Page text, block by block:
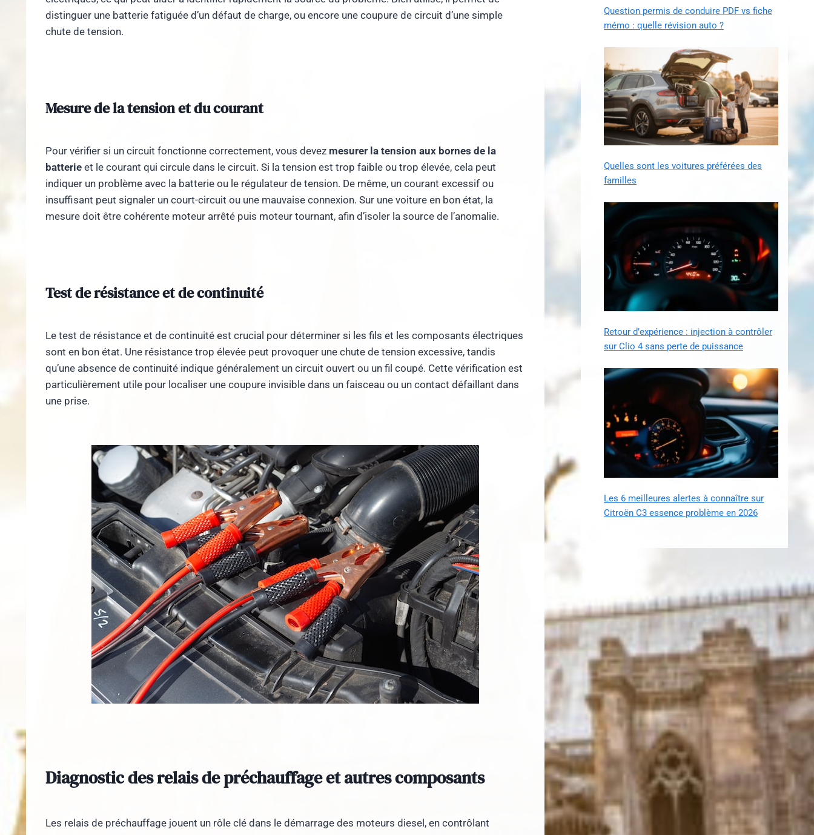
distinguer une batterie fatiguée d’un défaut de charge, ou encore une coupure de circuit d’une simple
chute de tension.
Mesure de la tension et du courant
Pour vérifier si un circuit fonctionne correctement, vous devez mesurer la tension aux bornes de la
batterie et le courant qui circule dans le circuit. Si la tension est trop faible ou trop élevée, cela peut
indiquer un problème avec la batterie ou le régulateur de tension. De même, un courant excessif ou
insuffisant peut signaler un court-circuit ou une mauvaise connexion. Sur une voiture en bon état, la
mesure doit être cohérente moteur arrêté puis moteur tournant, afin d’isoler la source de l’anomalie.
Test de résistance et de continuité
Le test de résistance et de continuité est crucial pour déterminer si les fils et les composants électriques
sont en bon état. Une résistance trop élevée peut provoquer une chute de tension excessive, tandis
qu’une absence de continuité indique généralement un circuit ouvert ou un fil coupé. Cette vérification est
particulièrement utile pour localiser une coupure invisible dans un faisceau ou un contact défaillant dans
une prise.
Diagnostic des relais de préchauffage et autres composants
Les relais de préchauffage jouent un rôle clé dans le démarrage des moteurs diesel, en contrôlant
Question permis de conduire PDF vs fiche
mémo : quelle révision auto ?
Quelles sont les voitures préférées des
familles
Retour d’expérience : injection à contrôler
sur Clio 4 sans perte de puissance
Les 6 meilleures alertes à connaître sur
Citroën C3 essence problème en 2026